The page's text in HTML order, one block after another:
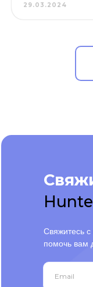
29.03.2024
Email
Свяжитесь
помочь вам